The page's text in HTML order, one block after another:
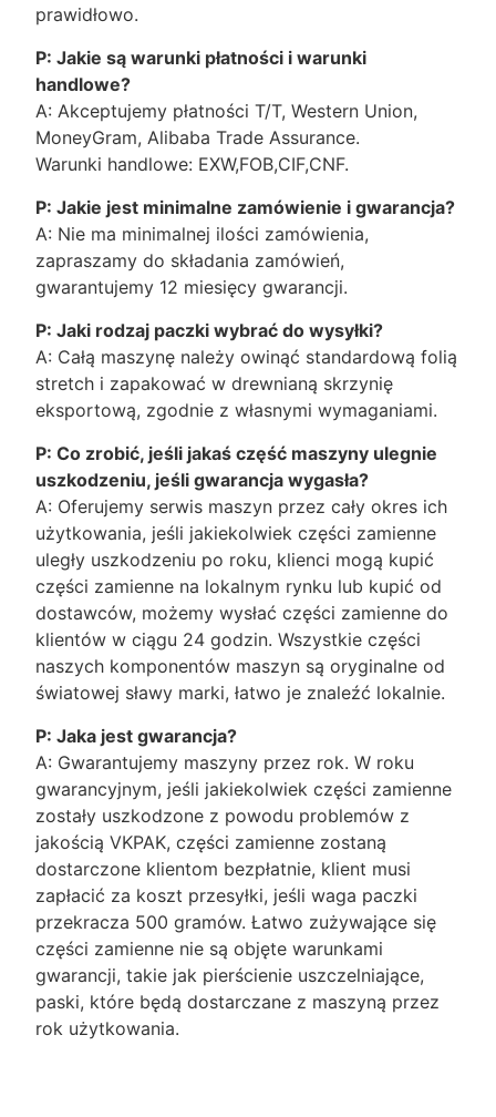
prawidłowo.
P: Jakie są warunki płatności i warunki
handlowe?
A: Akceptujemy płatności T/T, Western Union,
MoneyGram, Alibaba Trade Assurance.
Warunki handlowe: EXW,FOB,CIF,CNF.
P: Jakie jest minimalne zamówienie i gwarancja?
A: Nie ma minimalnej ilości zamówienia,
zapraszamy do składania zamówień,
gwarantujemy 12 miesięcy gwarancji.
P: Jaki rodzaj paczki wybrać do wysyłki?
A: Całą maszynę należy owinąć standardową folią
stretch i zapakować w drewnianą skrzynię
eksportową, zgodnie z własnymi wymaganiami.
P: Co zrobić, jeśli jakaś część maszyny ulegnie
uszkodzeniu, jeśli gwarancja wygasła?
A: Oferujemy serwis maszyn przez cały okres ich
użytkowania, jeśli jakiekolwiek części zamienne
uległy uszkodzeniu po roku, klienci mogą kupić
części zamienne na lokalnym rynku lub kupić od
dostawców, możemy wysłać części zamienne do
klientów w ciągu 24 godzin. Wszystkie części
naszych komponentów maszyn są oryginalne od
światowej sławy marki, łatwo je znaleźć lokalnie.
P: Jaka jest gwarancja?
A: Gwarantujemy maszyny przez rok. W roku
gwarancyjnym, jeśli jakiekolwiek części zamienne
zostały uszkodzone z powodu problemów z
jakością VKPAK, części zamienne zostaną
dostarczone klientom bezpłatnie, klient musi
zapłacić za koszt przesyłki, jeśli waga paczki
przekracza 500 gramów. Łatwo zużywające się
części zamienne nie są objęte warunkami
gwarancji, takie jak pierścienie uszczelniające,
paski, które będą dostarczane z maszyną przez
rok użytkowania.